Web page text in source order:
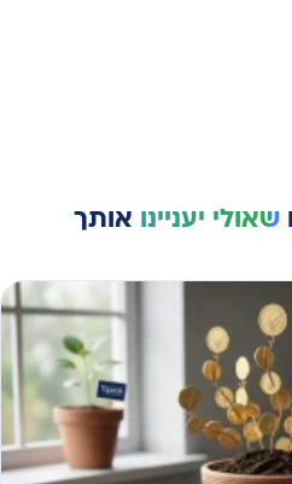
שאולי יעניינו אותך